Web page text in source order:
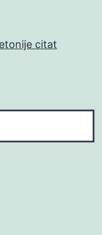
citat